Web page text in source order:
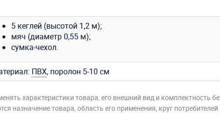
5 кеглей (высотой 1,2 м);
мяч (диаметр 0,55 м);
сумка-чехол.
ПВХ, поролон 5-10 см
характеристики товара, его внешний вид и комплектность
назначение товара, область его применения, круг потребителей